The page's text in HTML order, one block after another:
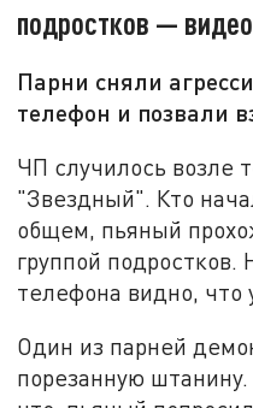
подростков — видео
Парни сняли
телефон и позвали
ЧП случилось возле
"Звездный". Кто
общем, пьяный
группой подростков.
телефона видно, что
Один из парней
порезанную штанину.